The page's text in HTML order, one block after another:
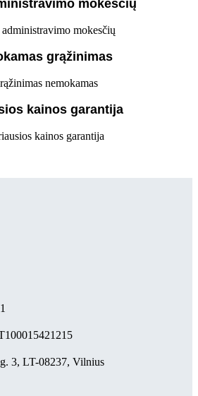
mokesčių
grąžinimas
kainos garantija
3, LT-08237, Vilnius